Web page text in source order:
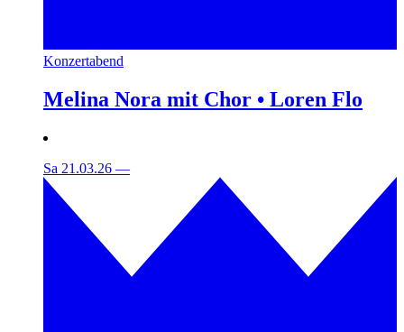
Konzertabend
Melina Nora mit Chor • Loren Flo
Sa 21.03.26 —